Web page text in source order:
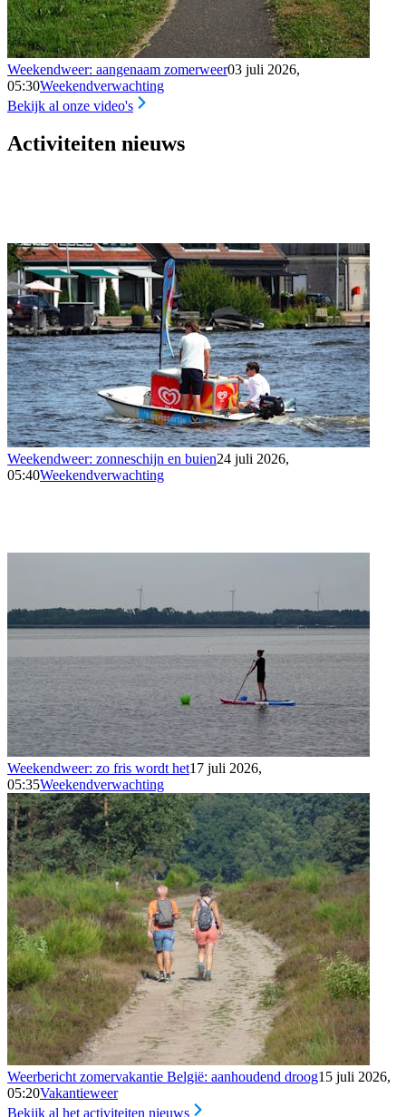
Weekendweer: aangenaam zomerweer03 juli 2026,
05:30Weekendverwachting
Bekijk al onze video's
Activiteiten nieuws
Weekendweer: zonneschijn en buien24 juli 2026,
05:40Weekendverwachting
Weekendweer: zo fris wordt het17 juli 2026,
05:35Weekendverwachting
Weerbericht zomervakantie België: aanhoudend droog15 juli 2026,
05:20Vakantieweer
Bekijk al het activiteiten nieuws